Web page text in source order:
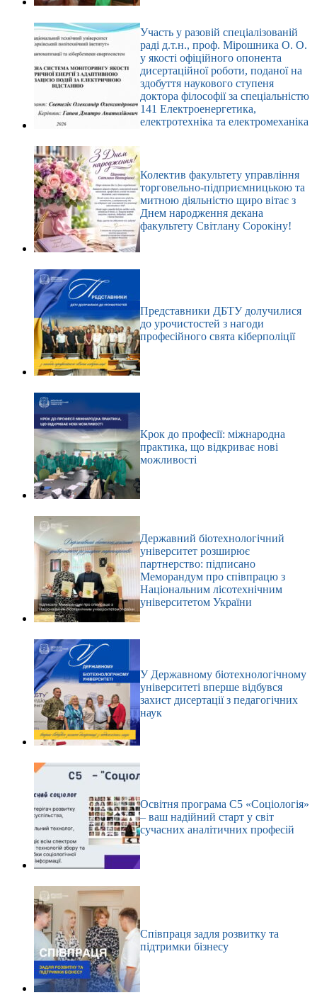
Участь у разовій спеціалізованій
раді д.т.н., проф. Мірошника О. О.
у якості офіційного опонента
дисертаційної роботи, поданої на
здобуття наукового ступеня
доктора філософії за спеціальністю
141 Електроенергетика,
електротехніка та електромеханіка
Колектив факультету управління
торговельно-підприємницькою та
митною діяльністю щиро вітає з
Днем народження декана
факультету Світлану Сорокіну!
Представники ДБТУ долучилися
до урочистостей з нагоди
професійного свята кіберполіції
Крок до професії: міжнародна
практика, що відкриває нові
можливості
Державний біотехнологічний
університет розширює
партнерство: підписано
Меморандум про співпрацю з
Національним лісотехнічним
університетом України
У Державному біотехнологічному
університеті вперше відбувся
захист дисертації з педагогічних
наук
Освітня програма С5 «Соціологія»
– ваш надійний старт у світ
сучасних аналітичних професій
Співпраця задля розвитку та
підтримки бізнесу